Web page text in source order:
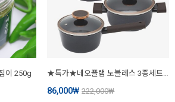
이 250g ★특가★네오플램 노블레스 3종세트 18편수+20양수+24전골
86,000₩ 222,000₩